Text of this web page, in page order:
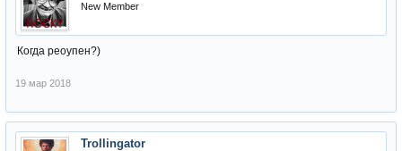
New Member
Когда реоупен?)
19 мар 2018
Trollingator